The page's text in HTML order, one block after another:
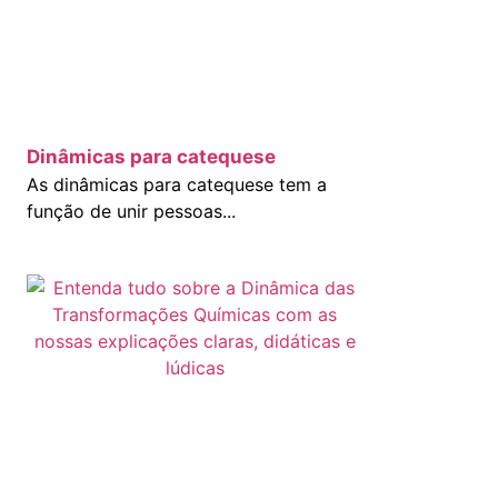
Dinâmicas para catequese
As dinâmicas para catequese tem a
função de unir pessoas...